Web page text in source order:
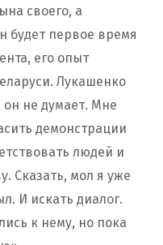
своего, а
будет первое время
его опыт
Лукашенко
не думает. Мне
демонстрации
людей и
Сказать, мол я уже
И искать диалог.
к нему, но пока